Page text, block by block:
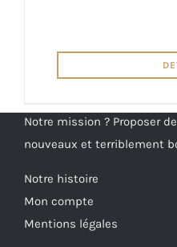
Notre mission ? Proposer
nouveaux et terriblement
Notre histoire
Mon compte
Mentions légales